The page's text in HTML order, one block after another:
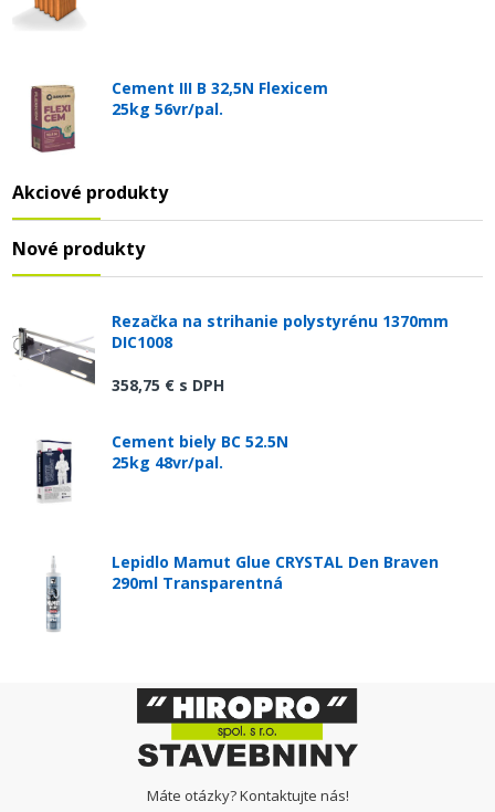
Cement III B 32,5N Flexicem
25kg 56vr/pal.
Akciové produkty
Nové produkty
Rezačka na strihanie polystyrénu 1370mm
DIC1008
358,75 € s DPH
Cement biely BC 52.5N
25kg 48vr/pal.
Lepidlo Mamut Glue CRYSTAL Den Braven
290ml Transparentná
Máte otázky? Kontaktujte nás!